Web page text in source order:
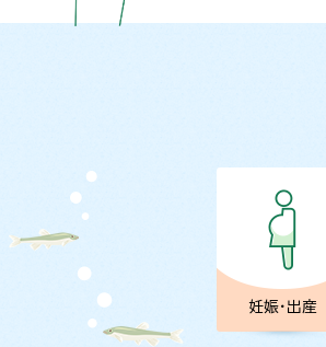
妊娠・出産